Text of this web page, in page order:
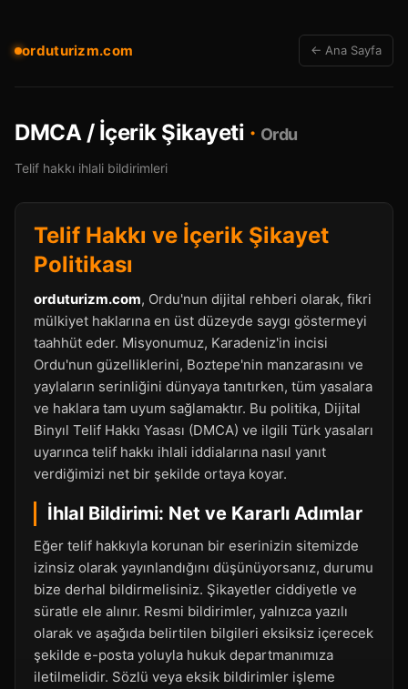
orduturizm.com ← Ana Sayfa
DMCA / İçerik Şikayeti · Ordu
Telif hakkı ihlali bildirimleri
Telif Hakkı ve İçerik Şikayet
Politikası
orduturizm.com, Ordu'nun dijital rehberi olarak, fikri
mülkiyet haklarına en üst düzeyde saygı göstermeyi
taahhüt eder. Misyonumuz, Karadeniz'in incisi
Ordu'nun güzelliklerini, Boztepe'nin manzarasını ve
yaylaların serinliğini dünyaya tanıtırken, tüm yasalara
ve haklara tam uyum sağlamaktır. Bu politika, Dijital
Binyıl Telif Hakkı Yasası (DMCA) ve ilgili Türk yasaları
uyarınca telif hakkı ihlali iddialarına nasıl yanıt
verdiğimizi net bir şekilde ortaya koyar.
İhlal Bildirimi: Net ve Kararlı Adımlar
Eğer telif hakkıyla korunan bir eserinizin sitemizde
izinsiz olarak yayınlandığını düşünüyorsanız, durumu
bize derhal bildirmelisiniz. Şikayetler ciddiyetle ve
süratle ele alınır. Resmi bildirimler, yalnızca yazılı
olarak ve aşağıda belirtilen bilgileri eksiksiz içerecek
şekilde e-posta yoluyla hukuk departmanımıza
iletilmelidir. Sözlü veya eksik bildirimler işleme